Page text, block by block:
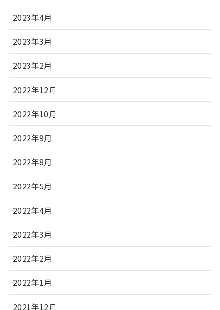
2023年4月
2023年3月
2023年2月
2022年12月
2022年10月
2022年9月
2022年8月
2022年5月
2022年4月
2022年3月
2022年2月
2022年1月
2021年12月